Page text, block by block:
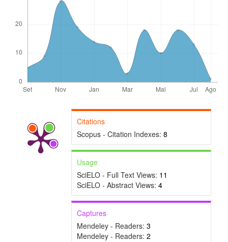
Citations
Scopus - Citation Indexes: 8
Usage
SciELO - Full Text Views: 11
SciELO - Abstract Views: 4
Captures
Mendeley - Readers: 3
Mendeley - Readers: 2